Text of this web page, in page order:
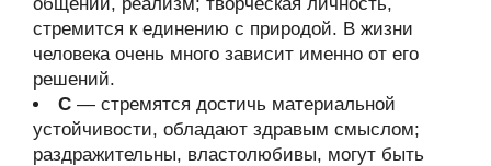
стремится к единению с природой. В жизни
человека очень много зависит именно от его
решений.
С — стремятся достичь материальной
устойчивости, обладают здравым смыслом;
раздражительны, властолюбивы, могут быть